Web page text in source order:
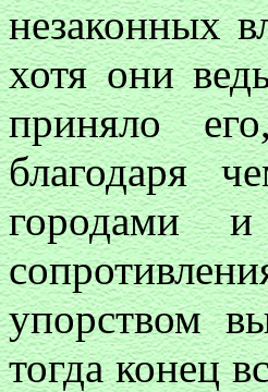
незаконных
хотя они
приняло
благодаря
городами
упорством
тогда конец